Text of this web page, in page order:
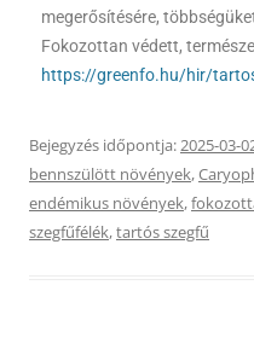
megerősítésére,
Fokozottan védett,
https://greenfo.hu/hir/
Bejegyzés időpontja:2025-03-
bennszülött növények,
endémikus növények,
szegfűfélék,tartós szegfű